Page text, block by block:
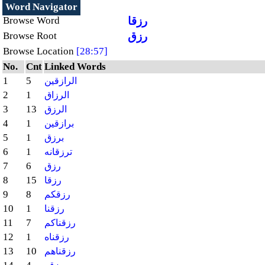
Word Navigator
Browse Word
رزقا
Browse Root رزق
Browse Location [28:57]
No.
Cnt Linked Words
1
5 الرازقين
2 1 الرزاق
3 13 الرزق
4 1 برازقين
5 1 برزق
6 1 ترزقانه
7 6 رزق
8 15 رزقا
9 8 رزقكم
10 1 رزقنا
11 7 رزقناكم
12 1 رزقناه
13 10 رزقناهم